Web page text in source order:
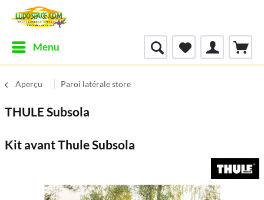
Menu
Aperçu Paroi latérale store
THULE Subsola
Kit avant Thule Subsola